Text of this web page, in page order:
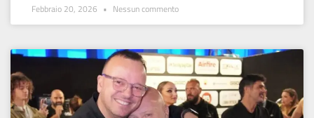
Febbraio 20, 2026 Nessun commento